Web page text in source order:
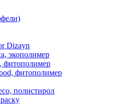
Dizayn
экополимер
фитополимер
фитополимер
полистирол